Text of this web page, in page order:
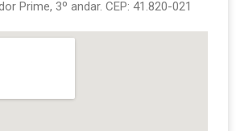
Prime, 3º andar. CEP: 41.820-021